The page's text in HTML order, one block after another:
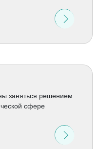
заняться решением
сфере